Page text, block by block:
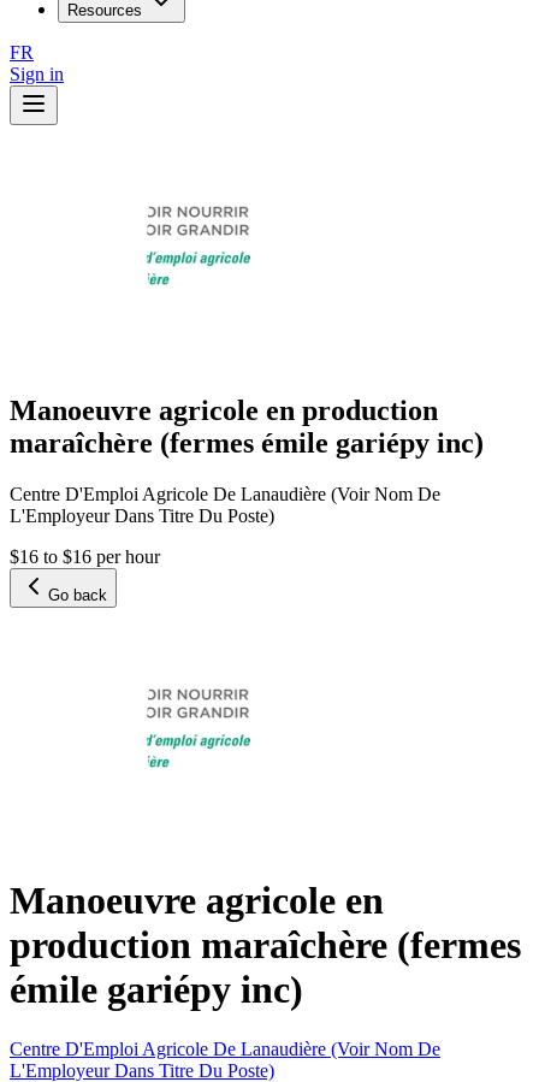
Resources
FR
Sign in
Manoeuvre agricole en production
maraîchère (fermes émile gariépy inc)
Centre D'Emploi Agricole De Lanaudière (Voir Nom De
L'Employeur Dans Titre Du Poste)
$16 to $16 per hour
Go back
Manoeuvre agricole en
production maraîchère (fermes
émile gariépy inc)
Centre D'Emploi Agricole De Lanaudière (Voir Nom De
L'Employeur Dans Titre Du Poste)